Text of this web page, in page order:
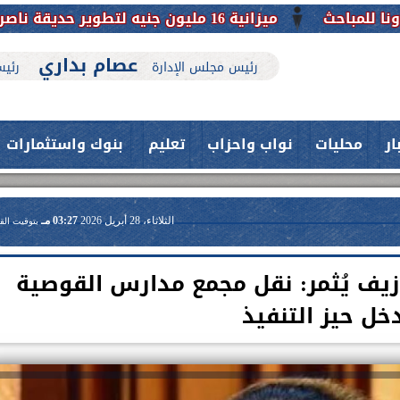
ميزانية 16 مليون جنيه لتطوير حديقة ناصر بأبوتيج.. نقلة حضارية تحافظ على تاريخها
رئيس مجلس الإدارة عصام بداري
محليات نواب واحزاب تعليم بنوك واستثمارات
الثلاثاء، 28 أبريل 2026 03:27 مـ بتوقيت
يُثمر: نقل مجمع مدارس القوصية
حيز التنفيذ
العلاج الحر بمنفلوط بالتعاون مع هيئة
حدث بمستشفيات جامعة اسيوط....
فريق طبي بقسم الأنف والأذن